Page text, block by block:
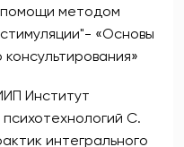
методом
«Основы
Институт
С.
интегрального